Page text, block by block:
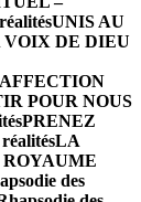
UNIS AU
VOIX DE DIEU
POUR NOUS
PRENEZ
LA
ROYAUME
des